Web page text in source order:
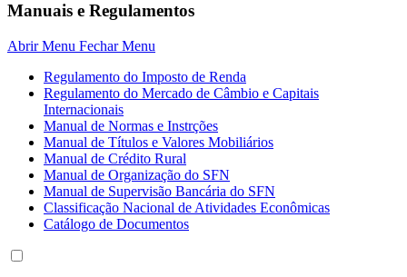
Manuais e Regulamentos
Abrir Menu Fechar Menu
Regulamento do Imposto de Renda
Regulamento do Mercado de Câmbio e Capitais
Internacionais
Manual de Normas e Instrções
Manual de Títulos e Valores Mobiliários
Manual de Crédito Rural
Manual de Organização do SFN
Manual de Supervisão Bancária do SFN
Classificação Nacional de Atividades Econômicas
Catálogo de Documentos